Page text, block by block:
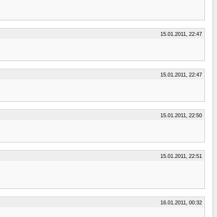
15.01.2011, 22:47
15.01.2011, 22:47
15.01.2011, 22:50
15.01.2011, 22:51
16.01.2011, 00:32